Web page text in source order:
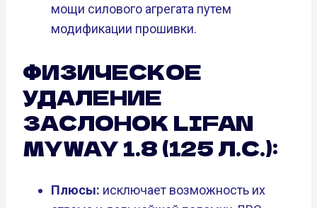
мощи силового агрегата путем
модификации прошивки.
ФИЗИЧЕСКОЕ
УДАЛЕНИЕ
ЗАСЛОНОК LIFAN
MYWAY 1.8 (125 Л.С.):
Плюсы: исключает возможность их